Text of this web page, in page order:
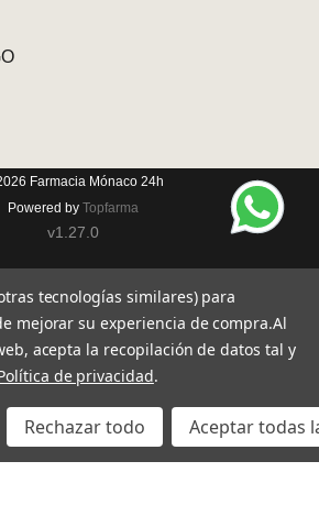
Farmacia Mónaco 24h
Powered by Topfarma
v1.27.0
tecnologías similares) para
mejorar su experiencia de compra.Al
acepta la recopilación de datos tal y
de privacidad.
Rechazar todo Aceptar todas